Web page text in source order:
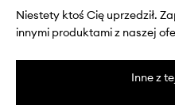
Niestety ktoś Cię uprzedził.
innymi produktami z naszej
Inne z